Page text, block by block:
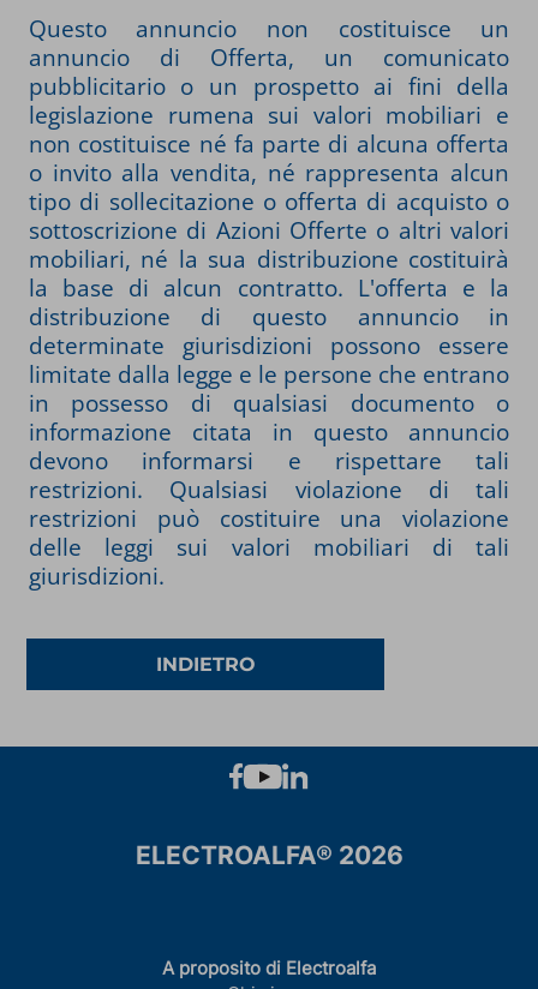
Questo annuncio non costituisce un
annuncio di Offerta, un comunicato
pubblicitario o un prospetto ai fini della
legislazione rumena sui valori mobiliari e
non costituisce né fa parte di alcuna offerta
o invito alla vendita, né rappresenta alcun
tipo di sollecitazione o offerta di acquisto o
sottoscrizione di Azioni Offerte o altri valori
mobiliari, né la sua distribuzione costituirà
la base di alcun contratto. L'offerta e la
distribuzione di questo annuncio in
determinate giurisdizioni possono essere
limitate dalla legge e le persone che entrano
in possesso di qualsiasi documento o
informazione citata in questo annuncio
devono informarsi e rispettare tali
restrizioni. Qualsiasi violazione di tali
restrizioni può costituire una violazione
delle leggi sui valori mobiliari di tali
giurisdizioni.
INDIETRO
ELECTROALFA® 2026
A proposito di Electroalfa